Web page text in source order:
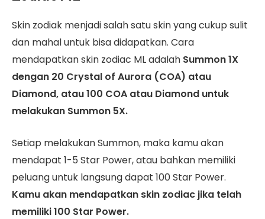
Skin zodiak menjadi salah satu skin yang cukup sulit
dan mahal untuk bisa didapatkan. Cara
mendapatkan skin zodiac ML adalah Summon 1X
dengan 20 Crystal of Aurora (COA) atau
Diamond, atau 100 COA atau Diamond untuk
melakukan Summon 5X.
Setiap melakukan Summon, maka kamu akan
mendapat 1-5 Star Power, atau bahkan memiliki
peluang untuk langsung dapat 100 Star Power.
Kamu akan mendapatkan skin zodiac jika telah
memiliki 100 Star Power.